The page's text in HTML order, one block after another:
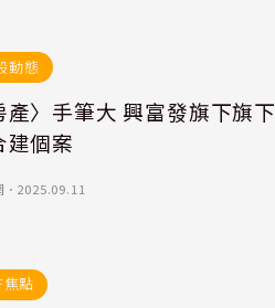
動態
產〉手筆大 興富發旗下旗
建個案
． 2025.09.11
焦點